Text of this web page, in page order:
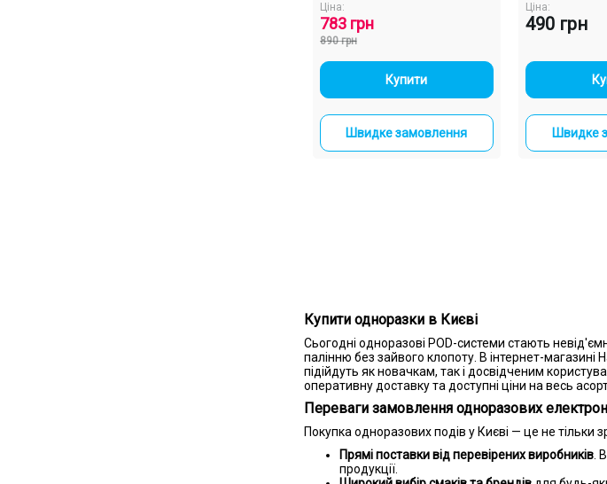
Ціна:
783 грн
890 грн
- +
Купити
Швидке замовлення
Ціна:
490 грн
-
Швидке
Купити одноразки в Києві
Сьогодні одноразові POD-системи стають
палінню без зайвого клопоту. В інтернет-
підійдуть як новачкам, так і досвідченим
оперативну доставку та доступні ціни на весь
Переваги замовлення одноразових
Покупка одноразових подів у Києві — це не тільки
Прямі поставки від перевірених виробників.
продукції.